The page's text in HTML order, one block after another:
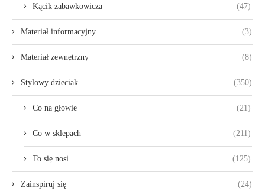
Kącik zabawkowicza (47)
Materiał informacyjny (3)
Materiał zewnętrzny (8)
Stylowy dzieciak (350)
Co na głowie (21)
Co w sklepach (211)
To się nosi (125)
Zainspiruj się (24)